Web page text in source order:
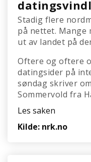
Stadig flere
på nettet.
ut av landet på
Oftere og oftere
datingsider på
søndag skriver
Sommervold fra
Les saken
Kilde: nrk.no